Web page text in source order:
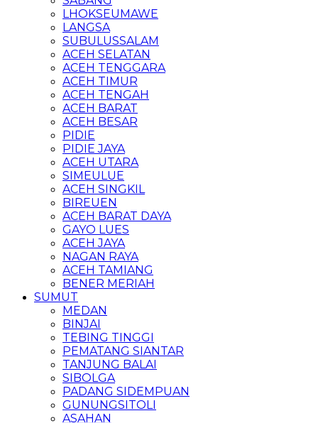
LHOKSEUMAWE
LANGSA
SUBULUSSALAM
ACEH SELATAN
ACEH TENGGARA
ACEH TIMUR
ACEH TENGAH
ACEH BARAT
ACEH BESAR
PIDIE
PIDIE JAYA
ACEH UTARA
SIMEULUE
ACEH SINGKIL
BIREUEN
ACEH BARAT DAYA
GAYO LUES
ACEH JAYA
NAGAN RAYA
ACEH TAMIANG
BENER MERIAH
SUMUT
MEDAN
BINJAI
TEBING TINGGI
PEMATANG SIANTAR
TANJUNG BALAI
SIBOLGA
PADANG SIDEMPUAN
GUNUNGSITOLI
ASAHAN